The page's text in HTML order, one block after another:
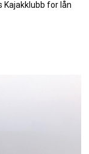
Kajakklubb for lån